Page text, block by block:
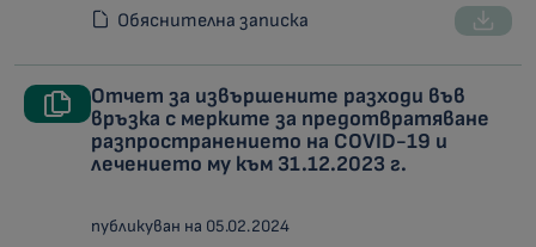
Обяснителна записка
Отчет за извършените разходи във
връзка с мерките за предотвратяване
разпространението на COVID-19 и
лечението му към 31.12.2023 г.
публикуван на 05.02.2024